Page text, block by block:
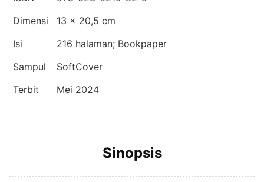
Dimensi
13 × 20,5 cm
Isi
216 halaman; Bookpaper
Sampul
SoftCover
Terbit
Mei 2024
Sinopsis